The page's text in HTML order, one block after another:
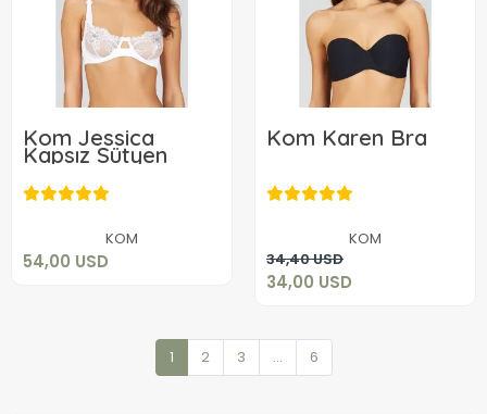
Kom Jessica
Kapsız Sütyen
KOM
54,00 USD
54,00 USD
Kom Karen Bra
KOM
34,40 USD
34,00 USD
34,00 USD
Add to cart
1 2 3 ... 6